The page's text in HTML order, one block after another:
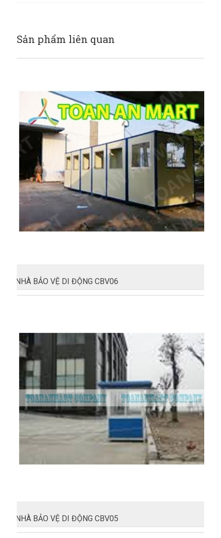
Sản phẩm liên quan
NHÀ BẢO VỆ DI ĐỘNG CBV06
NHÀ BẢO VỆ DI ĐỘNG CBV05